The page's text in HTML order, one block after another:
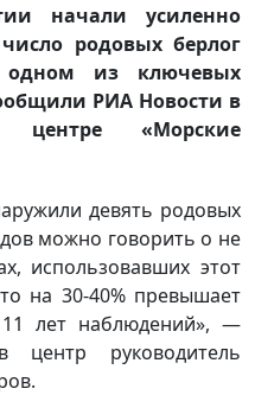
начали усиленно
родовых берлог
из ключевых
РИА Новости в
центре «Морские
девять родовых
можно говорить о не
использовавших этот
на 30-40% превышает
лет наблюдений», —
руководитель